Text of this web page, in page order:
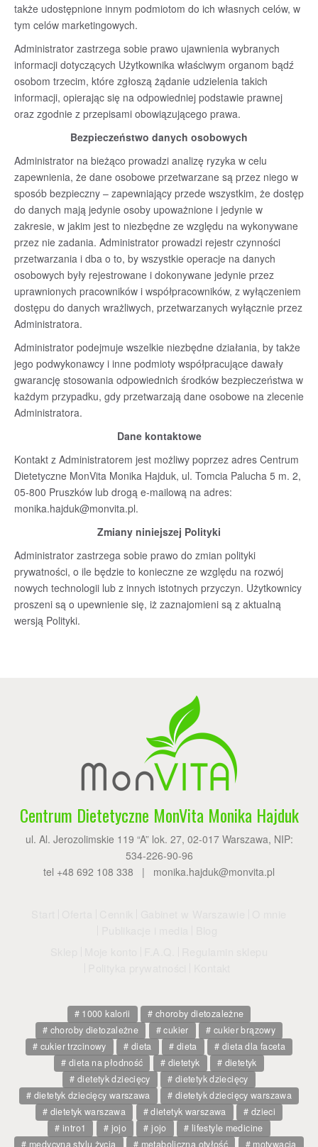
także udostępnione innym podmiotom do ich własnych celów, w
tym celów marketingowych.
Administrator zastrzega sobie prawo ujawnienia wybranych
informacji dotyczących Użytkownika właściwym organom bądź
osobom trzecim, które zgłoszą żądanie udzielenia takich
informacji, opierając się na odpowiedniej podstawie prawnej
oraz zgodnie z przepisami obowiązującego prawa.
Bezpieczeństwo danych osobowych
Administrator na bieżąco prowadzi analizę ryzyka w celu
zapewnienia, że dane osobowe przetwarzane są przez niego w
sposób bezpieczny – zapewniający przede wszystkim, że dostęp
do danych mają jedynie osoby upoważnione i jedynie w
zakresie, w jakim jest to niezbędne ze względu na wykonywane
przez nie zadania. Administrator prowadzi rejestr czynności
przetwarzania i dba o to, by wszystkie operacje na danych
osobowych były rejestrowane i dokonywane jedynie przez
uprawnionych pracowników i współpracowników, z wyłączeniem
dostępu do danych wrażliwych, przetwarzanych wyłącznie przez
Administratora.
Administrator podejmuje wszelkie niezbędne działania, by także
jego podwykonawcy i inne podmioty współpracujące dawały
gwarancję stosowania odpowiednich środków bezpieczeństwa w
każdym przypadku, gdy przetwarzają dane osobowe na zlecenie
Administratora.
Dane kontaktowe
Kontakt z Administratorem jest możliwy poprzez adres Centrum
Dietetyczne MonVita Monika Hajduk, ul. Tomcia Palucha 5 m. 2,
05-800 Pruszków lub drogą e-mailową na adres:
monika.hajduk@monvita.pl.
Zmiany niniejszej Polityki
Administrator zastrzega sobie prawo do zmian polityki
prywatności, o ile będzie to konieczne ze względu na rozwój
nowych technologii lub z innych istotnych przyczyn. Użytkownicy
proszeni są o upewnienie się, iż zaznajomieni są z aktualną
wersją Polityki.
Centrum Dietetyczne MonVita Monika Hajduk
ul. Al. Jerozolimskie 119 “A” lok. 27, 02-017 Warszawa, NIP:
534-226-90-96
tel +48 692 108 338 | monika.hajduk@monvita.pl
1000 kalorii
choroby dietozależne
choroby dietozależne
cukier
cukier brązowy
cukier trzcinowy
dieta dieta
dieta dla faceta
dieta na płodność
dietetyk
dietetyk
dietetyk dziecięcy
dietetyk dziecięcy
dietetyk dziecięcy warszawa
dietetyk dziecięcy warszawa
dietetyk warszawa
dietetyk warszawa
dzieci
intro1
jojo jojo
lifestyle medicine
medycyna stylu życia
metaboliczna otyłość motywacja